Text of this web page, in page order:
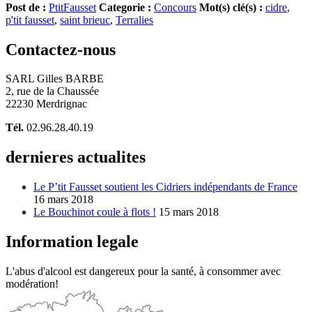
Post de : PtitFausset Categorie : Concours Mot(s) clé(s) : cidre,
p'tit fausset, saint brieuc, Terralies
Contactez-nous
SARL Gilles BARBE
2, rue de la Chaussée
22230 Merdrignac
Tél. 02.96.28.40.19
dernieres actualites
Le P’tit Fausset soutient les Cidriers indépendants de France
16 mars 2018
Le Bouchinot coule à flots ! 15 mars 2018
Information legale
L'abus d'alcool est dangereux pour la santé, à consommer avec
modération!